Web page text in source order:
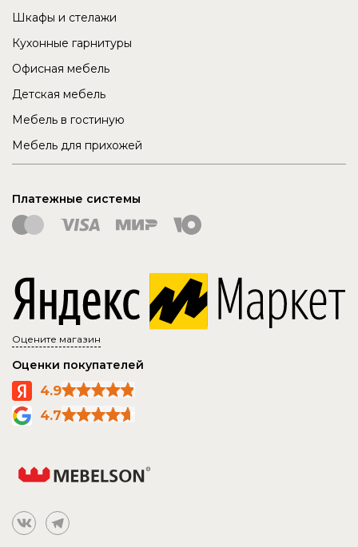
Шкафы и стелажи
Кухонные гарнитуры
Офисная мебель
Детская мебель
Мебель в гостиную
Мебель для прихожей
Платежные системы
Оцените магазин
Оценки покупателей
4.9
4.7